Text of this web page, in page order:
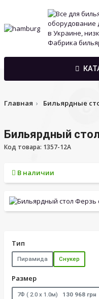
Главная Бильярдные
Бильярдный
Код товара: 1357-12A
В наличии
Тип
Пирамида Снукер
Размер
7Ф ( 2.0 х 1.0м) 130 968 грн